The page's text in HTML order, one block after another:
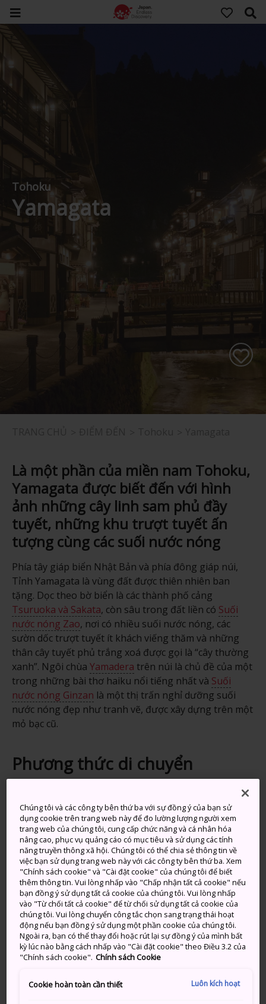
Tohoku
Yamagata
Là một phần của miền nam Tohoku,
Yamagata được biết đến với hình
ảnh những cây linh sam phủ đầy
tuyết, những khu trượt tuyết ấn
tượng cùng các suối nước nóng
Phía tây giáp biển Nhật Bản và phía đông giáp núi,
Tỉnh Yamagata là vùng đất được thiên nhiên ban
tặng. Dọc theo bờ biển là các thành phố cảng
Tsuruoka và Sakata, còn sâu trong đất liền có Suối
nước nóng Zao, nơi có nhiều suối nước nóng, các
sườn dốc trượt tuyết ít khách viếng thăm và những
thân cây tuyết phủ trắng xoá được gọi là “cây thường
xanh”. Ngôi chùa Yamadera trên núi là chủ đề của một
trong những bài thơ haiku nổi tiếng nhất và Suối
nước nóng Ginzan là một thị trấn nghỉ dưỡng suối
nước nóng đẹp như tranh vẽ, được xây dựng trên một
mỏ bạc cũ.
Phương thức di chuyển
Có thể đến Tỉnh Yamagata bằng tàu cao tốc hình viên
đạn từ Tokyo. Ngoài ra, bạn có thể bay đến sân bay
Yamagata hoặc Sân bay Shonai.
hiển thị thêm thông tin
đừng bỏ lỡ
Suối nước nóng Zao, khu nghỉ dưỡng trượt
tuyết và suối nước nóng nổi tiếng với nhiều cây
Yamadera, còn được gọi là Risshakuji, một
Chúng tôi và các công ty bên thứ ba với sự đồng ý của bạn sử
dụng cookie trên trang web này để đo lường lượng người xem
trang web của chúng tôi, cung cấp chức năng và cá nhân hóa
nâng cao, phục vụ quảng cáo có mục tiêu và sử dụng các tính
năng truyền thông xã hội. Chúng tôi có thể chia sẻ thông tin về
việc bạn sử dụng trang web này với các công ty bên thứ ba. Xem
"Chính sách cookie" và "Cài đặt cookie" của chúng tôi để biết
thêm thông tin. Vui lòng nhấp vào "Chấp nhận tất cả cookie" nếu
bạn đồng ý sử dụng tất cả cookie của chúng tôi. Vui lòng nhấp
vào "Từ chối tất cả cookie" để từ chối sử dụng tất cả cookie của
chúng tôi. Vui lòng chuyển công tắc chọn sang trạng thái hoạt
động nếu bạn đồng ý sử dụng một phần cookie của chúng tôi.
Ngoài ra, bạn có thể thay đổi hoặc rút lại sự đồng ý của mình bất
kỳ lúc nào bằng cách nhấp vào "Cài đặt cookie" theo Điều 3.2 của
"Chính sách cookie". Chính sách Cookie
Cookie hoàn toàn cần thiết Luôn kích hoạt